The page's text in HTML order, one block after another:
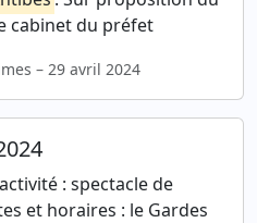
cabinet du préfet
– 29 avril 2024
: spectacle de
et horaires : le Gardes